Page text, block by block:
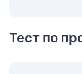
Тест по